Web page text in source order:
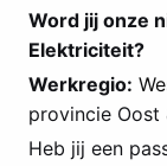
Word jij onze
Elektriciteit?
Werkregio:
provincie Oost
Heb jij een